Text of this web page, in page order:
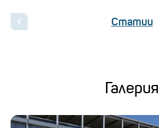
Статии
Галерия